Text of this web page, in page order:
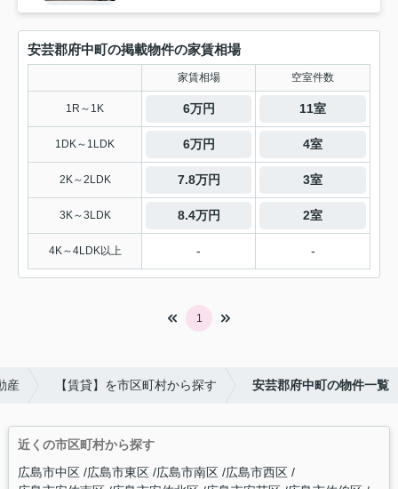
安芸郡府中町の掲載物件の家賃相場
家賃相場 空室件数
1R～1K 6万円 11室
1DK～1LDK 6万円 4室
2K～2LDK 7.8万円 3室
3K～3LDK 8.4万円 2室
4K～4LDK以上 - -
1
産 【賃貸】を市区町村から探す 安芸郡府中町の物件一覧
近くの市区町村から探す
広島市中区 広島市東区 広島市南区 広島市西区